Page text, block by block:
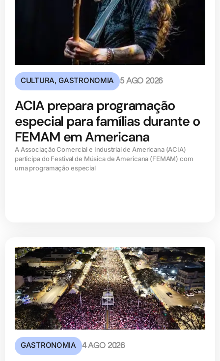
CULTURA,GASTRONOMIA 5 AGO 2026
ACIA prepara programação
especial para famílias durante o
FEMAM em Americana
A Associação Comercial e Industrial de Americana (ACIA)
participa do Festival de Música de Americana (FEMAM) com
uma programação especial
GASTRONOMIA 4 AGO 2026